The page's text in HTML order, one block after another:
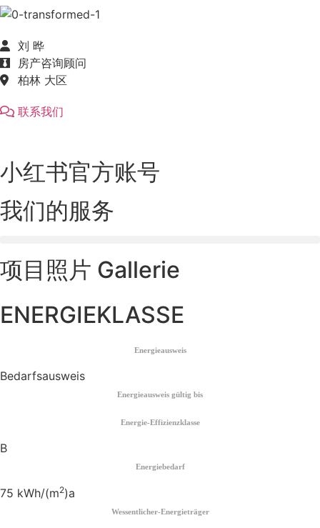
刘 晔
房产咨询顾问
柏林 大区
联系我们
小红书官方账号
我们的服务
项目照片 Gallerie
ENERGIEKLASSE
Energieausweis
Bedarfsausweis
Energieausweis gültig bis
Energie-Effizienzklasse
B
Energiebedarf
75 kWh/(m2)a
Wessentlicher-Energieträger